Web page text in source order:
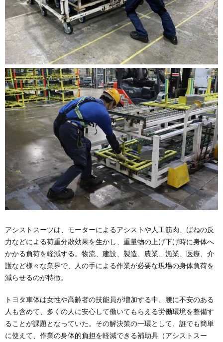
アシストスーツは、モーターによるアシストや人工筋肉、ばねの反
力などによる荷重分散効果を生かし、重量物の上げ下げ時に身体へ
かかる負荷を軽減する。物流、建設、製造、農業、漁業、医療、介
護など様々な業界で、人の手による作業が必要な現場の身体負荷を
減らせるのが特徴。
トヨタ車体は女性や高齢者の技能員が増加する中、腰に不安のある
人も含めて、多くの人に安心して働いてもらえる労働環境を整備す
ることが課題となっていた。その解決策の一環として、誰でも簡単
に使えて、作業の身体的負担を軽減できる補助具（アシストスー